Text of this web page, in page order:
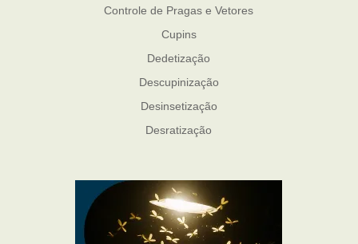
Controle de Pragas e Vetores
Cupins
Dedetização
Descupinização
Desinsetização
Desratização
Mosquito Mist
Mosquitos
Percevejo de Cama